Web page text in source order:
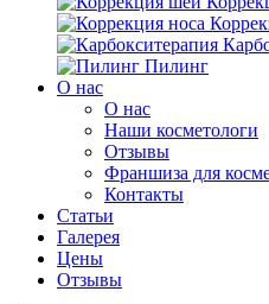
Пилинг
O нас
O нас
Наши косметологи
Отзывы
Франшиза для
Контакты
Статьи
Галерея
Цены
Отзывы